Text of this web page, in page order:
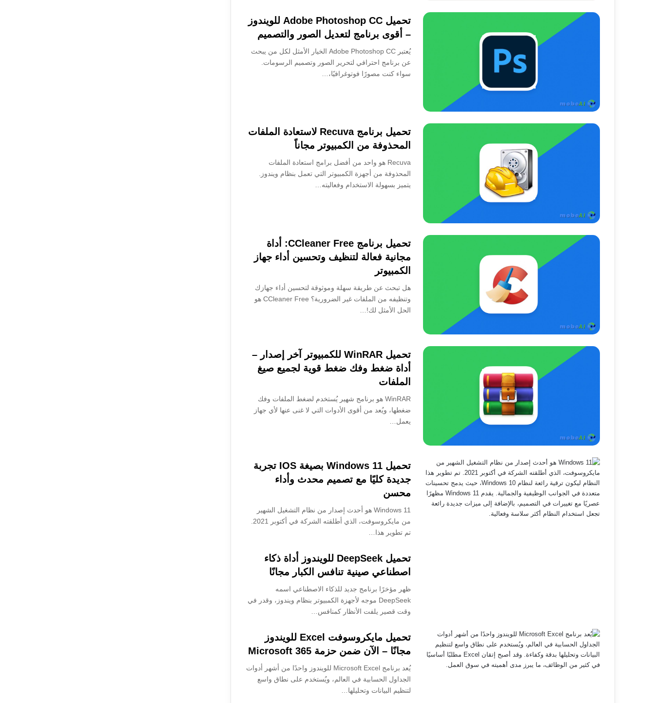
تحميل Adobe Photoshop CC للويندوز
– أقوى برنامج لتعديل الصور والتصميم
يُعتبر Adobe Photoshop CC الخيار الأمثل لكل من يبحث
عن برنامج احترافي لتحرير الصور وتصميم الرسومات.
سواء كنت مصورًا فوتوغرافيًا،…
تحميل برنامج Recuva لاستعادة الملفات
المحذوفة من الكمبيوتر مجاناً
Recuva هو واحد من أفضل برامج استعادة الملفات
المحذوفة من أجهزة الكمبيوتر التي تعمل بنظام ويندوز.
يتميز بسهولة الاستخدام وفعاليته…
تحميل برنامج CCleaner Free: أداة
مجانية فعالة لتنظيف وتحسين أداء جهاز
الكمبيوتر
هل تبحث عن طريقة سهلة وموثوقة لتحسين أداء جهازك
وتنظيفه من الملفات غير الضرورية؟ CCleaner Free هو
الحل الأمثل لك!…
تحميل WinRAR للكمبيوتر آخر إصدار –
أداة ضغط وفك ضغط قوية لجميع صيغ
الملفات
WinRAR هو برنامج شهير يُستخدم لضغط الملفات وفك
ضغطها، ويُعد من أقوى الأدوات التي لا غنى عنها لأي جهاز
يعمل…
تحميل Windows 11 بصيغة IOS تجربة
جديدة كليًا مع تصميم محدث وأداء
محسن
Windows 11 هو أحدث إصدار من نظام التشغيل الشهير
من مايكروسوفت، الذي أطلقته الشركة في أكتوبر 2021.
تم تطوير هذا…
تحميل DeepSeek للويندوز أداة ذكاء
اصطناعي صينية تنافس الكبار مجانًا
ظهر مؤخرًا برنامج جديد للذكاء الاصطناعي اسمه
DeepSeek موجه لأجهزة الكمبيوتر بنظام ويندوز، وقدر في
وقت قصير يلفت الأنظار كمنافس…
تحميل مايكروسوفت Excel للويندوز
مجانًا – الآن ضمن حزمة Microsoft 365
يُعد برنامج Microsoft Excel للويندوز واحدًا من أشهر أدوات
الجداول الحسابية في العالم، ويُستخدم على نطاق واسع
لتنظيم البيانات وتحليلها…